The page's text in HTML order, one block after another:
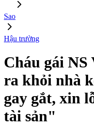
Sao
Hậu trường
Cháu gái
ra khỏi nhà
gay gắt, xin
tài sản"